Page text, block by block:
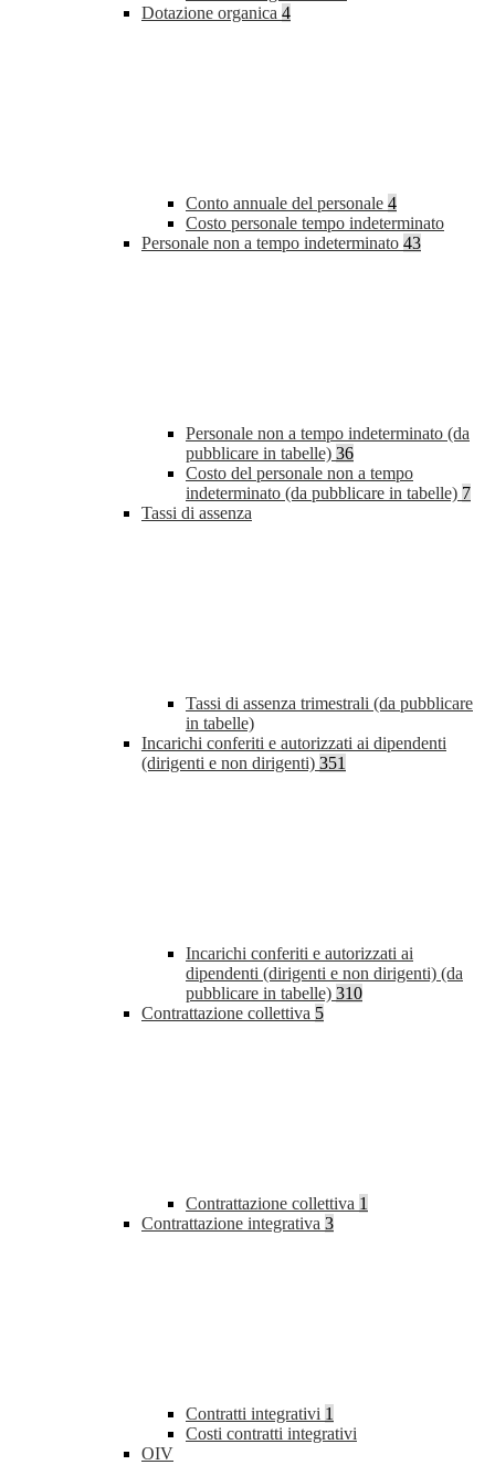
Dotazione organica 4
Conto annuale del personale 4
Costo personale tempo indeterminato
Personale non a tempo indeterminato 43
Personale non a tempo indeterminato (da
pubblicare in tabelle) 36
Costo del personale non a tempo
indeterminato (da pubblicare in tabelle) 7
Tassi di assenza
Tassi di assenza trimestrali (da pubblicare
in tabelle)
Incarichi conferiti e autorizzati ai dipendenti
(dirigenti e non dirigenti) 351
Incarichi conferiti e autorizzati ai
dipendenti (dirigenti e non dirigenti) (da
pubblicare in tabelle) 310
Contrattazione collettiva 5
Contrattazione collettiva 1
Contrattazione integrativa 3
Contratti integrativi 1
Costi contratti integrativi
OIV